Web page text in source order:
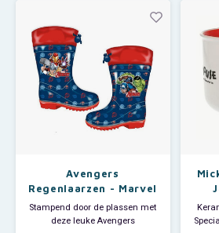
Avengers
Regenlaarzen - Marvel
Stampend door de plassen met
deze leuke Avengers